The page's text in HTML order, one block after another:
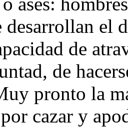
el
de
de
pronto la
cazar y